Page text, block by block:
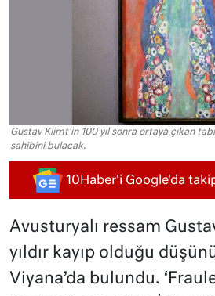
Gustav Klimt'in 100 yıl sonra ortaya çıkan
sahibini bulacak.
10Haber'i Google'da
Avusturyalı ressam
yıldır kayıp olduğu
Viyana’da bulundu.